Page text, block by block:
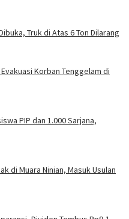
Truk di Atas 6 Ton Dilarang
Korban Tenggelam di
PIP dan 1.000 Sarjana,
di Muara Ninian, Masuk Usulan